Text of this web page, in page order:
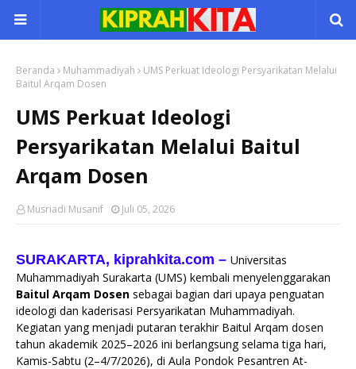
Beranda Muhammadiyah
UMS Perkuat Ideologi Persyarikatan Melalui
Baitul Arqam Dosen
UMS Perkuat Ideologi
Persyarikatan Melalui Baitul
Arqam Dosen
Musriadi Musanif Juli 05, 2026
SURAKARTA, kiprahkita.com – Universitas
Muhammadiyah Surakarta (UMS) kembali menyelenggarakan
Baitul Arqam Dosen sebagai bagian dari upaya penguatan
ideologi dan kaderisasi Persyarikatan Muhammadiyah.
Kegiatan yang menjadi putaran terakhir Baitul Arqam dosen
tahun akademik 2025–2026 ini berlangsung selama tiga hari,
Kamis-Sabtu (2–4/7/2026), di Aula Pondok Pesantren At-